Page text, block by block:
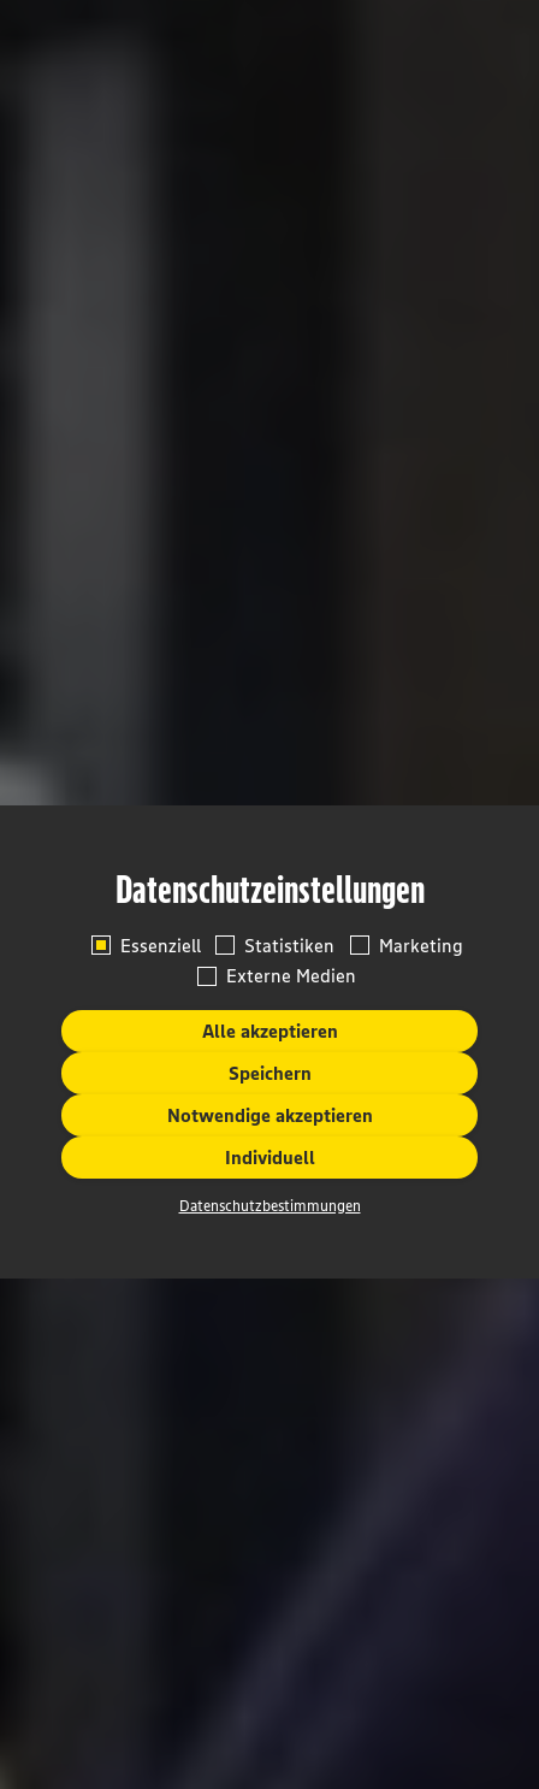
Datenschutzeinstellungen
Essenziell Statistiken
Marketing
Externe Medien
Alle akzeptieren
Speichern
Notwendige akzeptieren
Individuell
Datenschutzbestimmungen